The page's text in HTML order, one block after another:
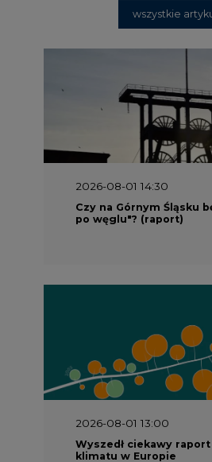
wszystkie
2026-08-01 14:30
Czy na Górnym Śląsku
po węglu"? (raport)
2026-08-01 13:00
Wyszedł ciekawy
klimatu w Europie